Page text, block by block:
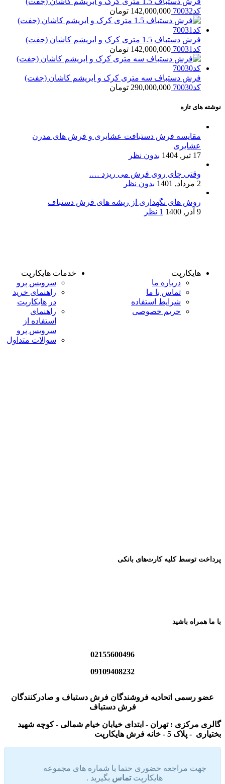
کد70032
142,000,000 تومان
فرش دستباف 1.5 متری کرک و ابریشم کاشان (جفت)
کد70031
142,000,000 تومان
فرش دستباف سه متری کرک و ابریشم کاشان (جفت)
کد70030
290,000,000 تومان
نوشته های تازه
مقایسه فرش دستبافت عشایری و فرش های مدرن
عشایری
17 تیر, 1404
بدون نظر
وقتی چای روی فرش می ریزد ….
2 مرداد, 1401
بدون نظر
روش های نگهداری از ریشه های فرش دستباف
9 آذر, 1400
1 نظر
هایکارپت
درباره ما
تماس با ما
شرایط استفاده
حریم خصوصی
خدمات هایکارپت
سرویس پرو
راهنمای خرید
در هایکارپت
راهنمای
استفاده از
سرویس پرو
سوالات متداول
پرداخت توسط کلیه کارت‌های بانکی
با ما همراه باشید
02155600496
09109408232
عضو رسمی اتحادیه فروشندگان فرش دستباف و صادرکنندگان
فرش دستباف
گالری مرکزی : تهران - ابتدای خیابان خیام شمالی - کوچه شهید
بختیاری - پلاک 5 - خانه فرش هایکارپت
جهت مراجعه حضوری حتما با شماره های مجموعه
هایکارپتتماس بگیرید .